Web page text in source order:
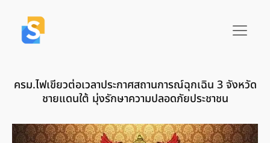
ครม.ไฟเขียวต่อเวลาประกาศสถานการณ์ฉุกเฉิน 3 จังหวัด
ชายแดนใต้ มุ่งรักษาความปลอดภัยประชาชน